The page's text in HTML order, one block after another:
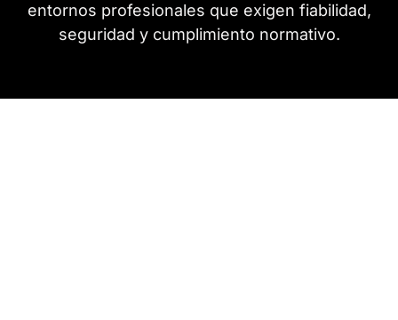
entornos profesionales que exigen fiabilidad,
seguridad y cumplimiento normativo.